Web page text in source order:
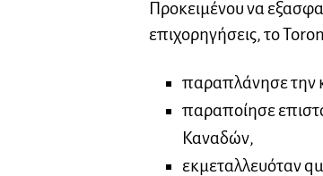
Προκειμένου να
επιχορηγήσεις, το
παραπλάνησε την
παραποίησε
Καναδών,
εκμεταλλευόταν